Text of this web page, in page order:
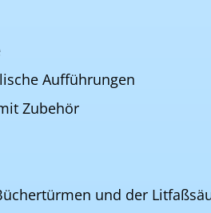
Aufführungen
Zubehör
und der